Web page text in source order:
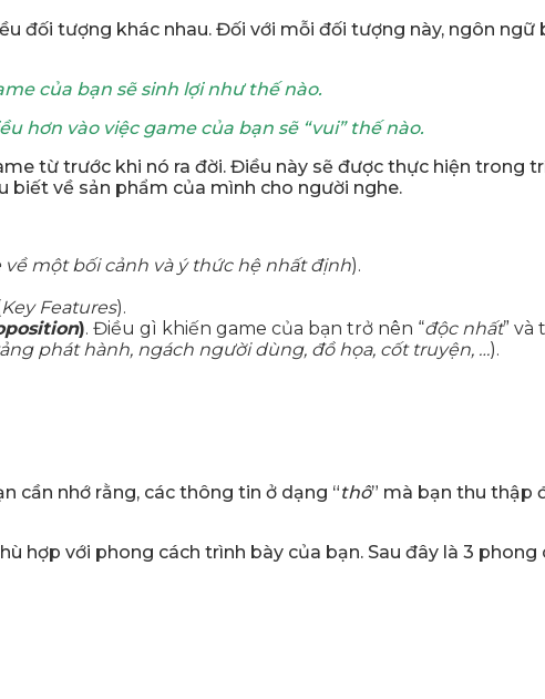
đối tượng khác nhau. Đối với mỗi đối tượng này, ngôn ngữ
của bạn sẽ sinh lợi như thế nào.
hơn vào việc game của bạn sẽ “vui” thế nào.
từ trước khi nó ra đời. Điều này sẽ được thực hiện trong
biết về sản phẩm của mình cho người nghe.
một bối cảnh và ý thức hệ nhất định).
Key Features).
). Điều gì khiến game của bạn trở nên “độc nhất”
phát hành, ngách người dùng, đồ họa, cốt truyện, …).
cần nhớ rằng, các thông tin ở dạng “thô” mà bạn thu thập
hợp với phong cách trình bày của bạn. Sau đây là 3 phong